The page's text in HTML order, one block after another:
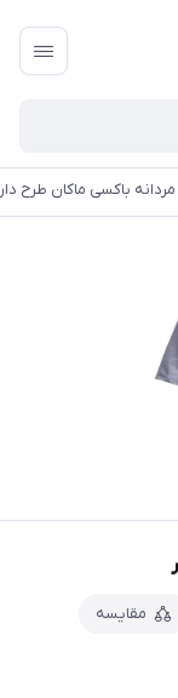
باکسی ماکان طرح دار
مقایسه